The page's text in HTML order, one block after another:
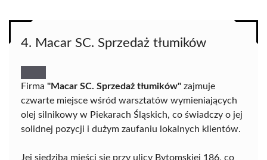
4. Macar SC. Sprzedaż tłumików
Firma "Macar SC. Sprzedaż tłumików" zajmuje
czwarte miejsce wśród warsztatów wymieniających
olej silnikowy w Piekarach Śląskich, co świadczy o jej
solidnej pozycji i dużym zaufaniu lokalnych klientów.
Jej siedziba mieści się przy ulicy Bytomskiej 186, co